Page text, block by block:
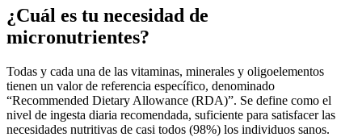
¿Cuál es tu necesidad de
micronutrientes?
Todas y cada una de las vitaminas, minerales y oligoelementos
tienen un valor de referencia específico, denominado
“Recommended Dietary Allowance (RDA)”. Se define como el
nivel de ingesta diaria recomendada, suficiente para satisfacer las
necesidades nutritivas de casi todos (98%) los individuos sanos.